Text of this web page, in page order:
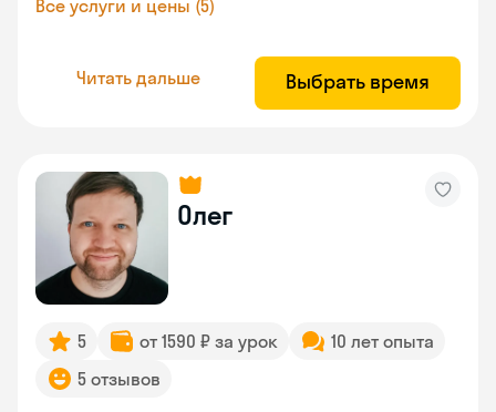
Все услуги и цены (5)
Читать дальше Выбрать время
Олег
5 от 1590 ₽ за урок
10 лет опыта
5 отзывов